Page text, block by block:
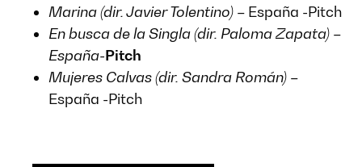
Marina (dir. Javier Tolentino) – España -Pitch
En busca de la Singla (dir. Paloma Zapata) –
España-Pitch
Mujeres Calvas (dir. Sandra Román) –
España -Pitch